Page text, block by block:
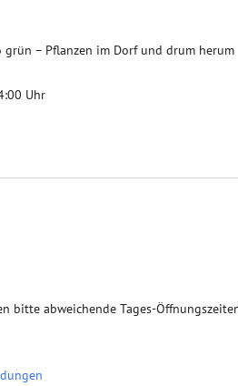
– Pflanzen im Dorf und drum herum
Uhr
bitte abweichende Tages-